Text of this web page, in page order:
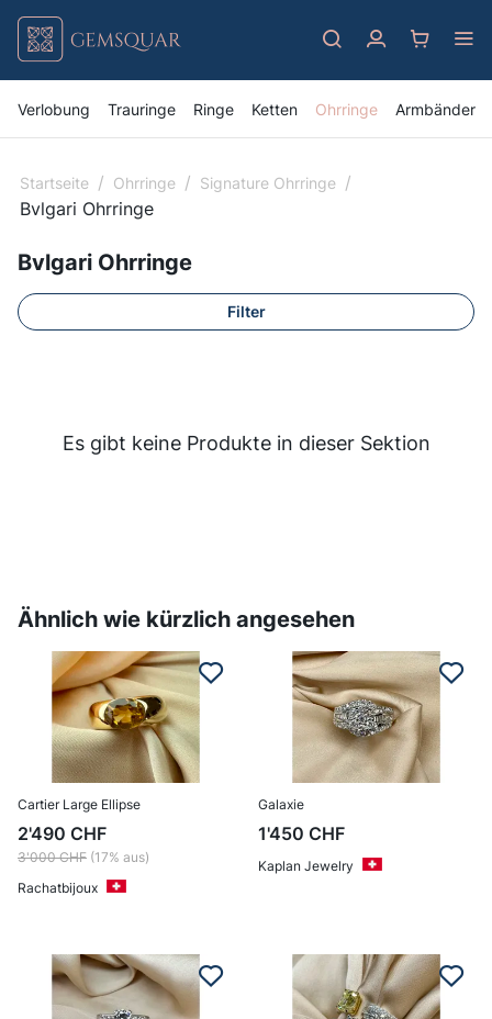
Verlobung Trauringe Ringe Ketten Ohrringe Armbänder
Startseite / Ohrringe / Signature Ohrringe /
Bvlgari Ohrringe
Bvlgari Ohrringe
Filter
Es gibt keine Produkte in dieser Sektion
Ähnlich wie kürzlich angesehen
Cartier Large Ellipse
2'490 CHF
3'000 CHF (17% aus)
Rachatbijoux
Galaxie
1'450 CHF
Kaplan Jewelry